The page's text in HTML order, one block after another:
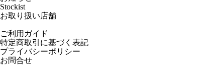
Stockist
お取り扱い店舗
ご利用ガイド
特定商取引に基づく表記
プライバシーポリシー
お問合せ